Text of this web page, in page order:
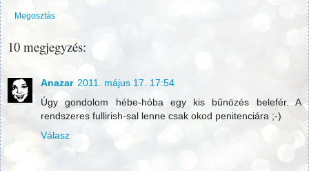
Megosztás
10 megjegyzés:
Anazar 2011. május 17. 17:54
Úgy gondolom hébe-hóba egy kis bűnözés belefér. A
rendszeres fullirish-sal lenne csak okod penitenciára ;-)
Válasz